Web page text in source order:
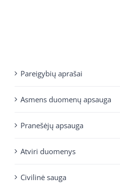
Pareigybių aprašai
Asmens duomenų apsauga
Pranešėjų apsauga
Atviri duomenys
Civilinė sauga